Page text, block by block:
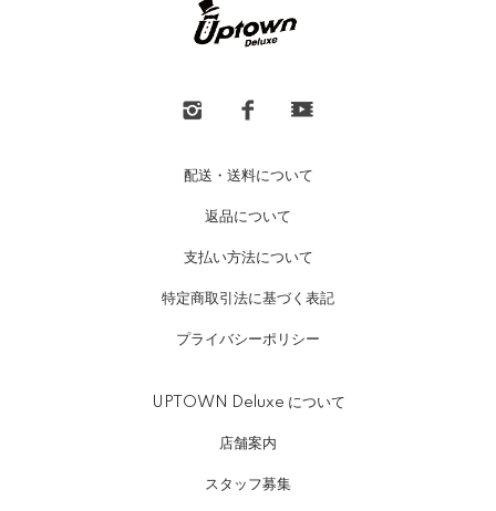
配送・送料について
返品について
支払い方法について
特定商取引法に基づく表記
プライバシーポリシー
UPTOWN Deluxe について
店舗案内
スタッフ募集